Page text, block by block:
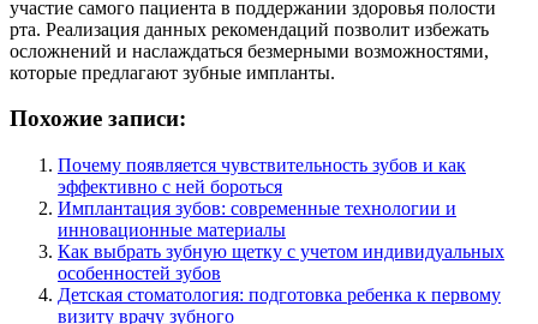
участие самого пациента в поддержании здоровья полости
рта. Реализация данных рекомендаций позволит избежать
осложнений и наслаждаться безмерными возможностями,
которые предлагают зубные импланты.
Похожие записи:
Почему появляется чувствительность зубов и как
эффективно с ней бороться
Имплантация зубов: современные технологии и
инновационные материалы
Как выбрать зубную щетку с учетом индивидуальных
особенностей зубов
Детская стоматология: подготовка ребенка к первому
визиту врачу зубного